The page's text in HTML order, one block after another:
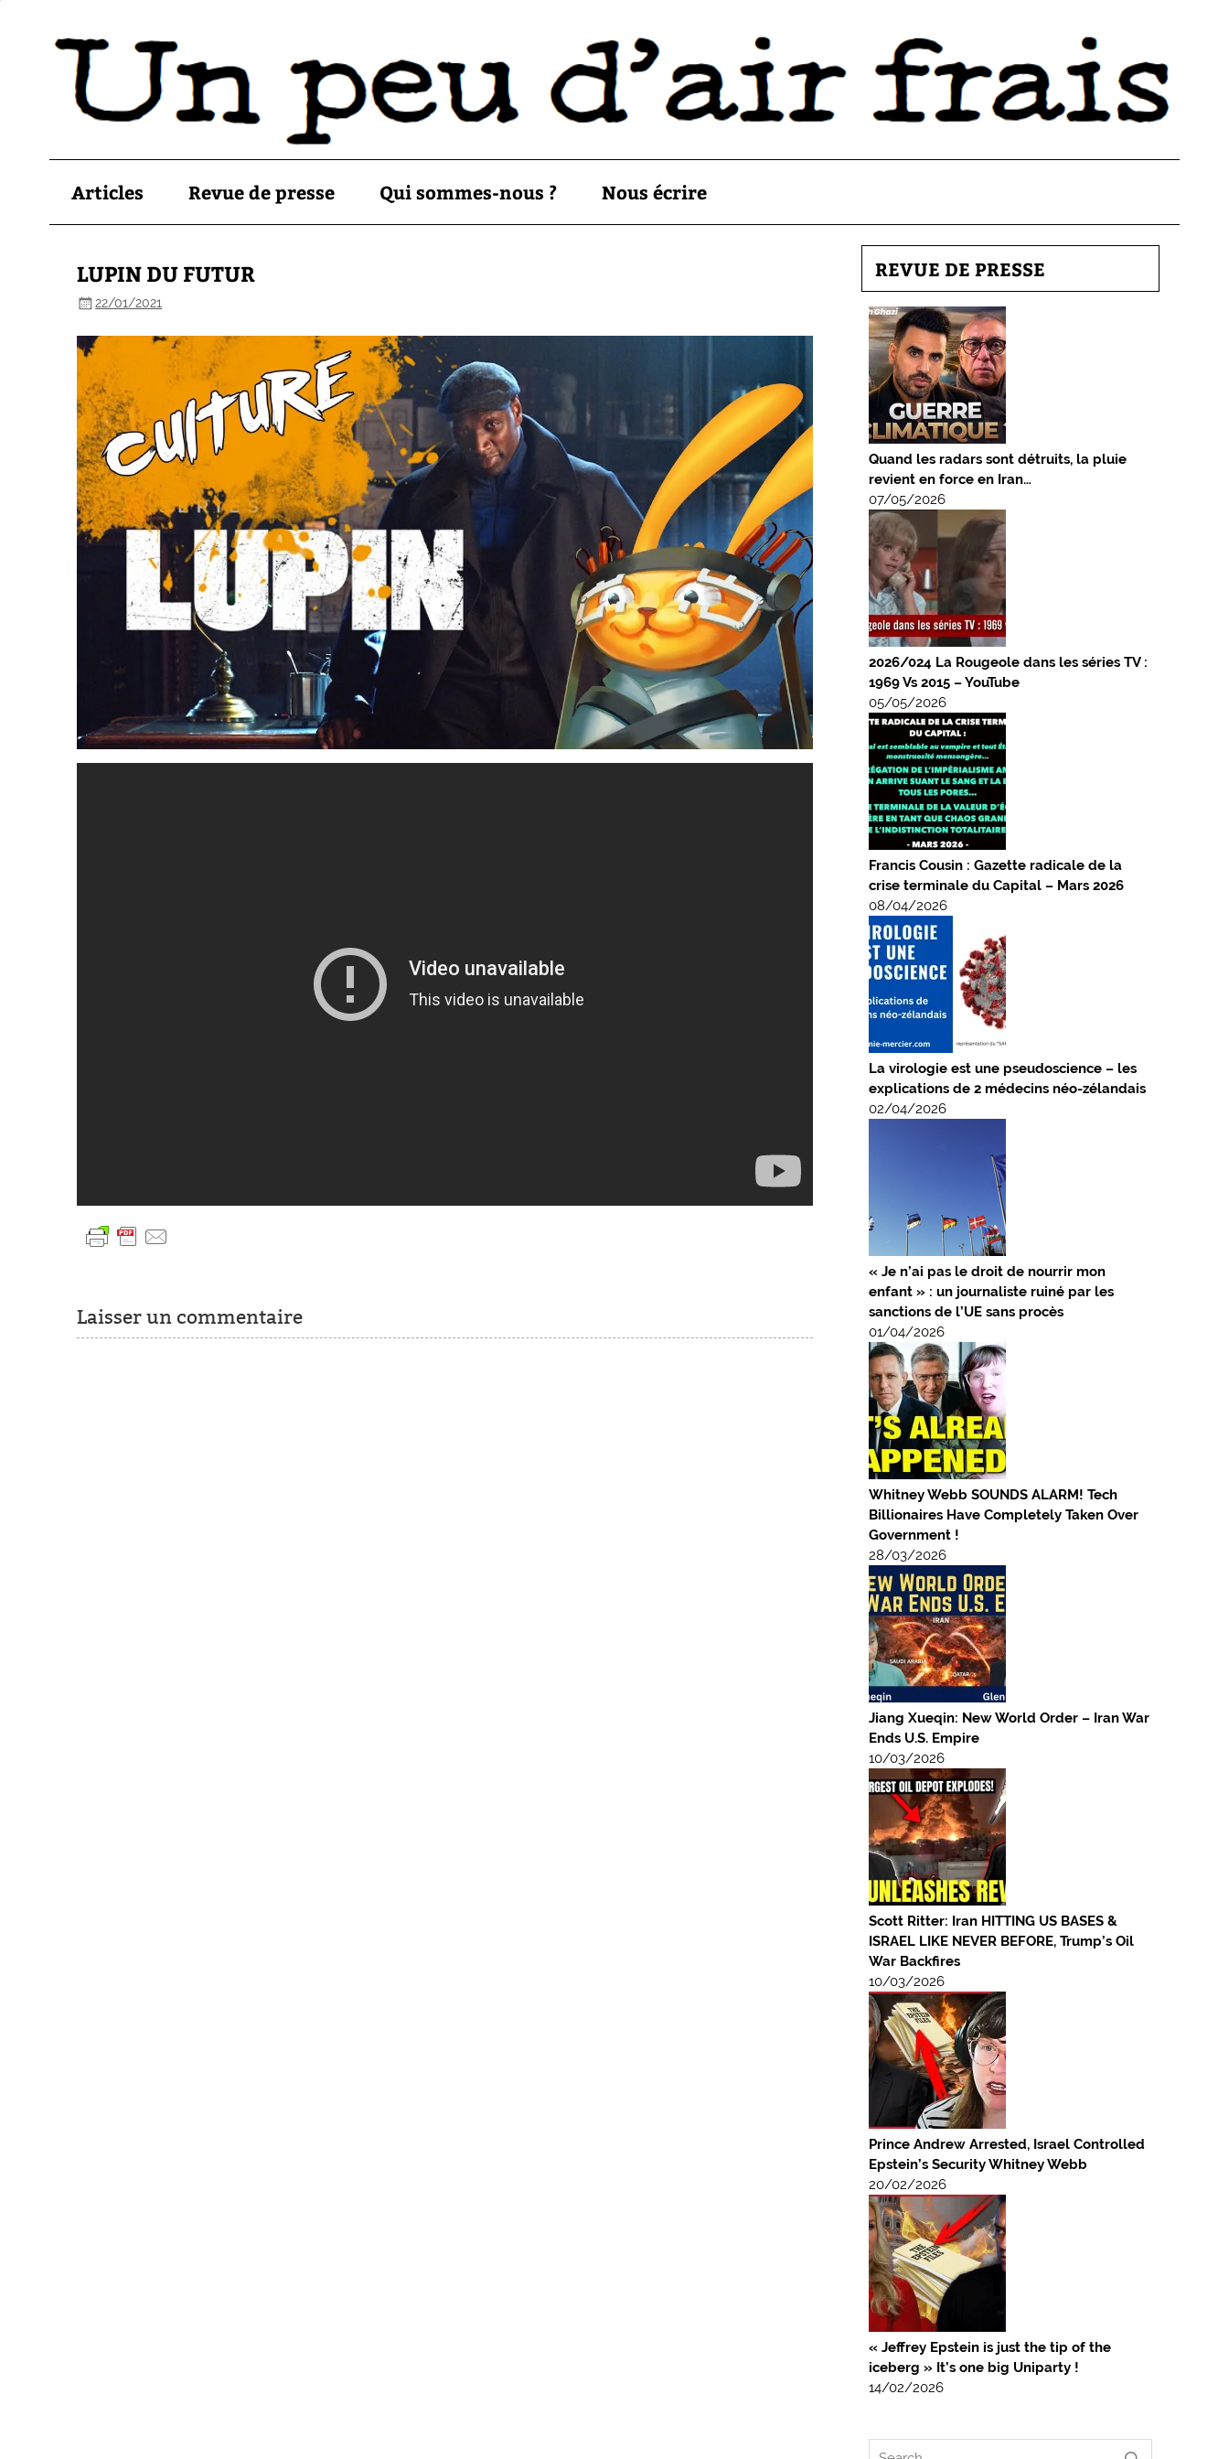
Articles Revue de presse Qui sommes-nous ? Nous écrire
LUPIN DU FUTUR
22/01/2021
Laisser un commentaire
REVUE DE PRESSE
Quand les radars sont détruits, la pluie
revient en force en Iran…
07/05/2026
2026/024 La Rougeole dans les séries TV :
1969 Vs 2015 – YouTube
05/05/2026
Francis Cousin : Gazette radicale de la
crise terminale du Capital – Mars 2026
08/04/2026
La virologie est une pseudoscience – les
explications de 2 médecins néo-zélandais
02/04/2026
« Je n’ai pas le droit de nourrir mon
enfant » : un journaliste ruiné par les
sanctions de l’UE sans procès
01/04/2026
Whitney Webb SOUNDS ALARM! Tech
Billionaires Have Completely Taken Over
Government !
28/03/2026
Jiang Xueqin: New World Order – Iran War
Ends U.S. Empire
10/03/2026
Scott Ritter: Iran HITTING US BASES &
ISRAEL LIKE NEVER BEFORE, Trump’s Oil
War Backfires
10/03/2026
Prince Andrew Arrested, Israel Controlled
Epstein’s Security Whitney Webb
20/02/2026
« Jeffrey Epstein is just the tip of the
iceberg » It’s one big Uniparty !
14/02/2026